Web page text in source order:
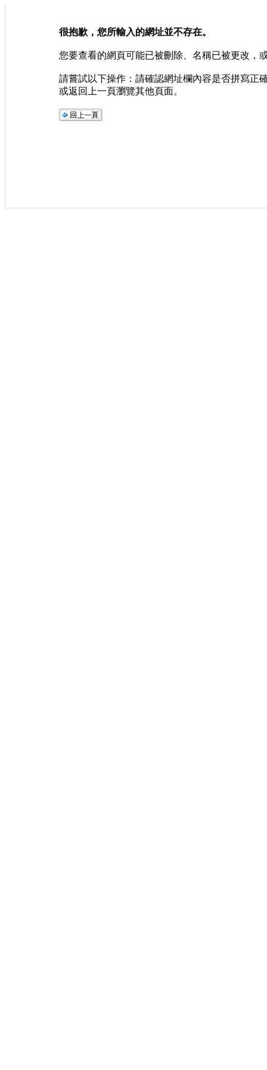
很抱歉，您所輸入的網址並不存在。
您要查看的網頁可能已被刪除、名稱已被更改，
請嘗試以下操作：請確認網址欄內容是否拼寫正
或返回上一頁瀏覽其他頁面。